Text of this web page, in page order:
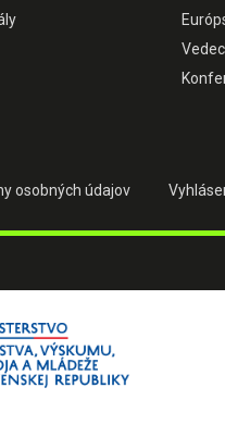
osobných údajov